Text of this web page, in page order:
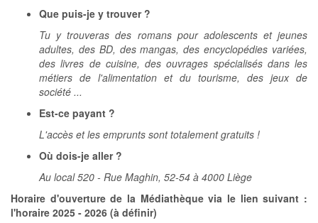
Que puis-je y trouver ?
Tu y trouveras des romans pour adolescents et jeunes
adultes, des BD, des mangas, des encyclopédies variées,
des livres de cuisine, des ouvrages spécialisés dans les
métiers de l'alimentation et du tourisme, des jeux de
société ...
Est-ce payant ?
L'accès et les emprunts sont totalement gratuits !
Où dois-je aller ?
Au local 520 - Rue Maghin, 52-54 à 4000 Liège
Horaire d'ouverture de la Médiathèque via le lien suivant :
l'horaire 2025 - 2026 (à définir)